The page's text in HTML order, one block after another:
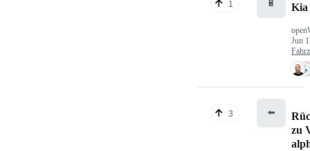
1 🔋 Kia
Jun
3 ⬅️
zu